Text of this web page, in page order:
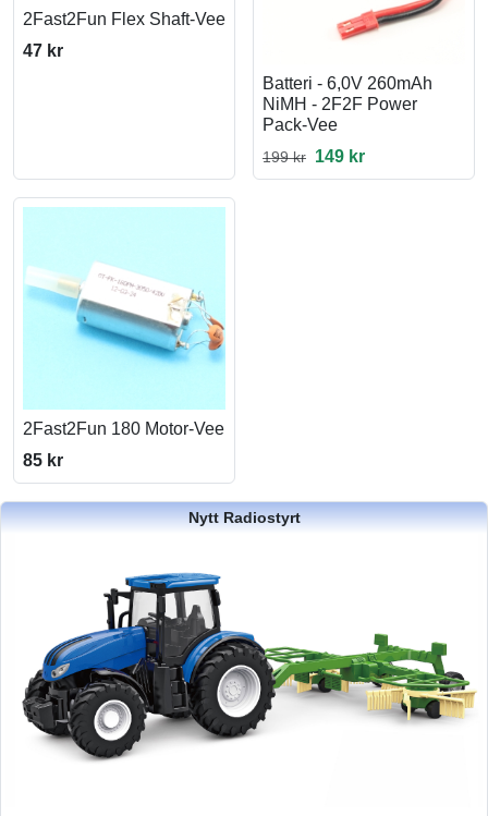
2Fast2Fun Flex Shaft-Vee
47 kr
Batteri - 6,0V 260mAh
NiMH - 2F2F Power
Pack-Vee
199 kr 149 kr
2Fast2Fun 180 Motor-Vee
85 kr
Nytt Radiostyrt